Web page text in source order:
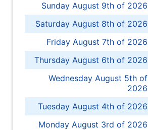
Sunday August 9th of 2026
Saturday August 8th of 2026
Friday August 7th of 2026
Thursday August 6th of 2026
Wednesday August 5th of
2026
Tuesday August 4th of 2026
Monday August 3rd of 2026